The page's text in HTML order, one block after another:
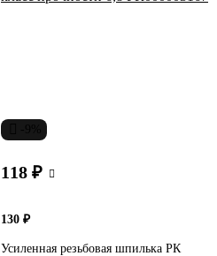
118 ₽
130 ₽
Усиленная резьбовая шпилька РК